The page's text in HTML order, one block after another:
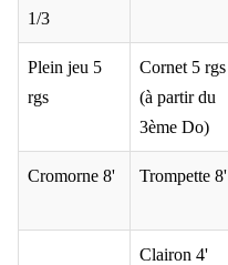
1/3
Plein jeu 5
rgs
Cornet 5 rgs
(à partir du
3ème Do)
Cromorne 8' Trompette 8'
Clairon 4'